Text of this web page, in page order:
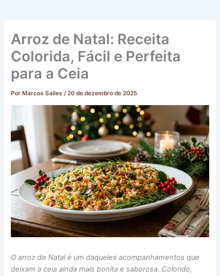
Arroz de Natal: Receita
Colorida, Fácil e Perfeita
para a Ceia
Por Marcos Salles/20 de dezembro de 2025
O arroz de Natal é um daqueles acompanhamentos que
deixam a ceia ainda mais bonita e saborosa. Colorido,